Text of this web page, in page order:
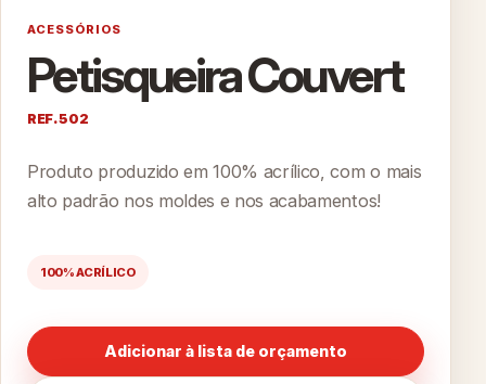
ACESSÓRIOS
Petisqueira Couvert
REF. 502
Produto produzido em 100% acrílico, com o mais
alto padrão nos moldes e nos acabamentos!
100% ACRÍLICO
Adicionar à lista de orçamento